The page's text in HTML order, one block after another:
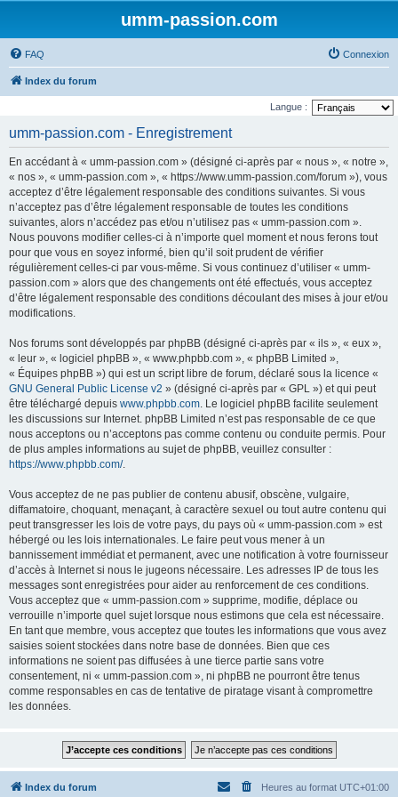
umm-passion.com
FAQ Connexion
Index du forum
Langue :
umm-passion.com - Enregistrement
En accédant à « umm-passion.com » (désigné ci-après par « nous », « notre »,
« nos », « umm-passion.com », « https://www.umm-passion.com/forum »), vous
acceptez d’être légalement responsable des conditions suivantes. Si vous
n’acceptez pas d’être légalement responsable de toutes les conditions
suivantes, alors n’accédez pas et/ou n’utilisez pas « umm-passion.com ».
Nous pouvons modifier celles-ci à n’importe quel moment et nous ferons tout
pour que vous en soyez informé, bien qu’il soit prudent de vérifier
régulièrement celles-ci par vous-même. Si vous continuez d’utiliser « umm-
passion.com » alors que des changements ont été effectués, vous acceptez
d’être légalement responsable des conditions découlant des mises à jour et/ou
modifications.
Nos forums sont développés par phpBB (désigné ci-après par « ils », « eux »,
« leur », « logiciel phpBB », « www.phpbb.com », « phpBB Limited »,
« Équipes phpBB ») qui est un script libre de forum, déclaré sous la licence «
GNU General Public License v2 » (désigné ci-après par « GPL ») et qui peut
être téléchargé depuis www.phpbb.com. Le logiciel phpBB facilite seulement
les discussions sur Internet. phpBB Limited n’est pas responsable de ce que
nous acceptons ou n’acceptons pas comme contenu ou conduite permis. Pour
de plus amples informations au sujet de phpBB, veuillez consulter :
https://www.phpbb.com/.
Vous acceptez de ne pas publier de contenu abusif, obscène, vulgaire,
diffamatoire, choquant, menaçant, à caractère sexuel ou tout autre contenu qui
peut transgresser les lois de votre pays, du pays où « umm-passion.com » est
hébergé ou les lois internationales. Le faire peut vous mener à un
bannissement immédiat et permanent, avec une notification à votre fournisseur
d’accès à Internet si nous le jugeons nécessaire. Les adresses IP de tous les
messages sont enregistrées pour aider au renforcement de ces conditions.
Vous acceptez que « umm-passion.com » supprime, modifie, déplace ou
verrouille n’importe quel sujet lorsque nous estimons que cela est nécessaire.
En tant que membre, vous acceptez que toutes les informations que vous avez
saisies soient stockées dans notre base de données. Bien que ces
informations ne soient pas diffusées à une tierce partie sans votre
consentement, ni « umm-passion.com », ni phpBB ne pourront être tenus
comme responsables en cas de tentative de piratage visant à compromettre
les données.
Index du forum Heures au format UTC+01:00